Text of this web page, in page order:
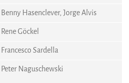
Benny Hasenclever, Jorge Alvis
Rene Göckel
Francesco Sardella
Peter Naguschewski